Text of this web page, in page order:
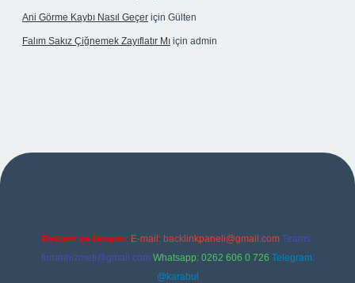
Ani Görme Kaybı Nasıl Geçer için Gülten
Falım Sakız Çiğnemek Zayıflatır Mı için admin
Reklam ve İletişim: E-mail: backlinkpaneli@gmail.com Teams:
forumhizmeti@gmail.com Whatsapp: 0262 606 0 726 Telegram:
@karabul